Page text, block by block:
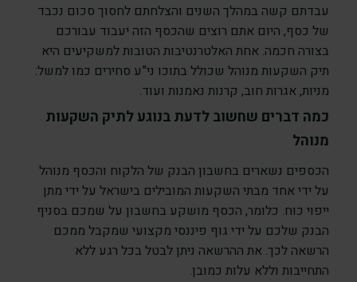
עבדתם קשה במהלך השנים והצלחתם לחסוך סכום נכבד
של כסף, היום אתם רוצים שהכסף הזה יעבוד עבורכם
בצורה חכמה. אחת האלטרנטיבות הטובות למשקיעים היא
תיק השקעות מנוהל שכולל בתוכו ני”ע סחירים כמו למשל:
מניות, אגרות חוב, קרנות נאמנות ועוד.
כמה דברים שחשוב לדעת בנוגע לתיק השקעות
מנוהל
הכספים נשארים בחשבון הבנק של הלקוח והכסף מנוהל
על ידי אחד מבתי השקעות המובילים בישראל על ידי מתן
ייפוי כוח. כלומר, הכסף מושקע בחשבון על שמכם בסניף
הבנק שלכם על ידי גוף פיננסי מקצועי שמקבל ממכם
הרשאה לכך. את ההרשאה ניתן לבטל בכל רגע ללא
התחייבות וללא עלות כמובן.